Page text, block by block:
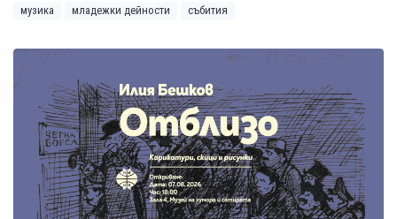
музика младежки дейности събития